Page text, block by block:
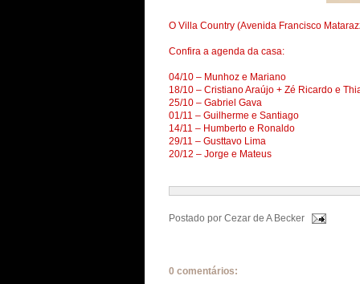
O Villa Country (Avenida Francisco
Confira a agenda da casa:
04/10 – Munhoz e Mariano
18/10 – Cristiano Araújo + Zé Ricardo e
25/10 – Gabriel Gava
01/11 – Guilherme e Santiago
14/11 – Humberto e Ronaldo
29/11 – Gusttavo Lima
20/12 – Jorge e Mateus
Postado por Cezar de A Becker
0 comentários: